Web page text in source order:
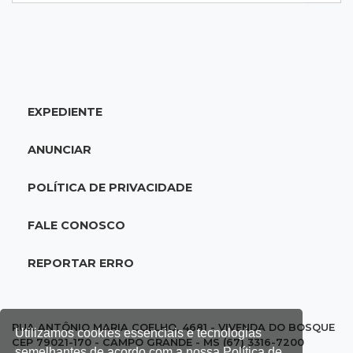
Utilizamos cookies essenciais e tecnologias
20:06Balcão de empregos
abertas em 114 funções
19:47Festival do Sobá
Em visita à Feira Central, Riedel volta a
futuro do jogo do bicho no País
EXPEDIENTE
ANUNCIAR
POLÍTICA DE PRIVACIDADE
FALE CONOSCO
REPORTAR ERRO
RUA ANTÔNIO MARIA COELHO, 4681 - VIVENDA DO BOSQUE
CEP 79021-170 - CAMPO GRANDE - MS (67) 3316-7200